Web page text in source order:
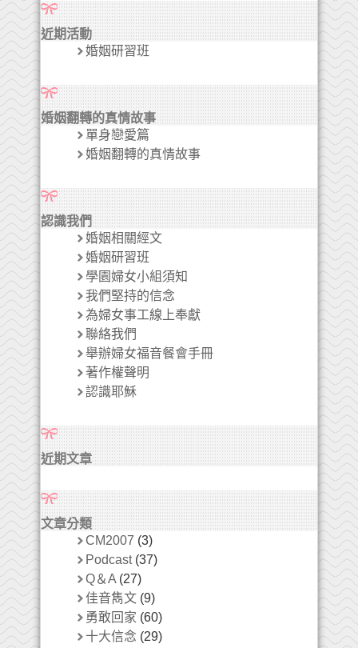
近期活動
婚姻研習班
婚姻翻轉的真情故事
單身戀愛篇
婚姻翻轉的真情故事
認識我們
婚姻相關經文
婚姻研習班
學園婦女小組須知
我們堅持的信念
為婦女事工線上奉獻
聯絡我們
舉辦婦女福音餐會手冊
著作權聲明
認識耶穌
近期文章
文章分類
CM2007 (3)
Podcast(37)
Q＆A (27)
佳音雋文 (9)
勇敢回家 (60)
十大信念 (29)